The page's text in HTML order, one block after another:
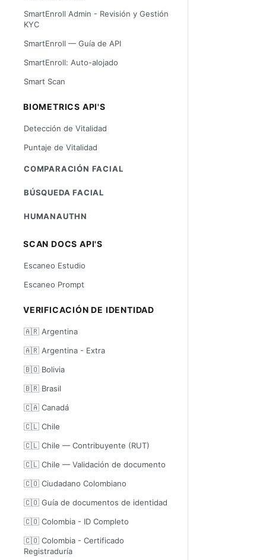
SmartEnroll Admin - Revisión y Gestión
KYC
SmartEnroll — Guía de API
SmartEnroll: Auto-alojado
Smart Scan
BIOMETRICS API'S
Detección de Vitalidad
Puntaje de Vitalidad
COMPARACIÓN FACIAL
BÚSQUEDA FACIAL
HUMANAUTHN
SCAN DOCS API'S
Escaneo Estudio
Escaneo Prompt
VERIFICACIÓN DE IDENTIDAD
🇦🇷 Argentina
🇦🇷 Argentina - Extra
🇧🇴 Bolivia
🇧🇷 Brasil
🇨🇦 Canadá
🇨🇱 Chile
🇨🇱 Chile — Contribuyente (RUT)
🇨🇱 Chile — Validación de documento
🇨🇴 Ciudadano Colombiano
🇨🇴 Guía de documentos de identidad
🇨🇴 Colombia - ID Completo
🇨🇴 Colombia - Certificado
Registraduría